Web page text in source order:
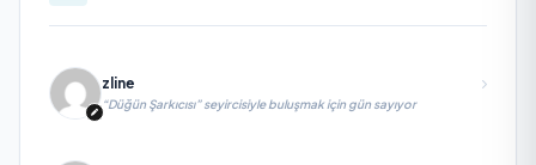
zline
“Düğün Şarkıcısı” seyircisiyle buluşmak için gün sayıyor